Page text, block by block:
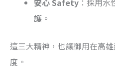
安心 Safety ：採用
護。
這三大精神，也讓御用在高
度。